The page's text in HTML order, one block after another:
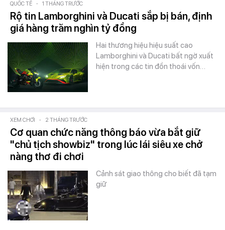
QUỐC TẾ - 1 THÁNG TRƯỚC
Rộ tin Lamborghini và Ducati sắp bị bán, định
giá hàng trăm nghìn tỷ đồng
Hai thương hiệu hiệu suất cao
Lamborghini và Ducati bất ngờ xuất
hiện trong các tin đồn thoái vốn…
XEM CHƠI - 2 THÁNG TRƯỚC
Cơ quan chức năng thông báo vừa bắt giữ
"chủ tịch showbiz" trong lúc lái siêu xe chở
nàng thơ đi chơi
Cảnh sát giao thông cho biết đã tạm
giữ